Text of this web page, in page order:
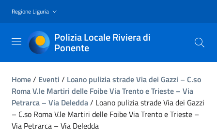
Regione Liguria
Polizia Locale Riviera di
Ponente
Home/ Eventi / Loano pulizia strade Via dei Gazzi – C.so
Roma V.le Martiri delle Foibe Via Trento e Trieste – Via
Petrarca – Via Deledda/ Loano pulizia strade Via dei Gazzi
– C.so Roma V.le Martiri delle Foibe Via Trento e Trieste –
Via Petrarca – Via Deledda